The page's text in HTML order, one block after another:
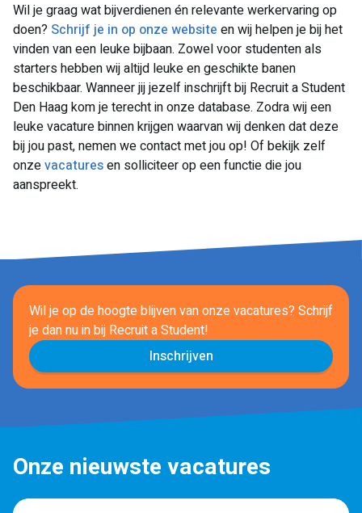
Wil je graag wat bijverdienen én relevante werkervaring op
doen? Schrijf je in op onze website en wij helpen je bij het
vinden van een leuke bijbaan. Zowel voor studenten als
starters hebben wij altijd leuke en geschikte banen
beschikbaar. Wanneer jij jezelf inschrijft bij Recruit a Student
Den Haag kom je terecht in onze database. Zodra wij een
leuke vacature binnen krijgen waarvan wij denken dat deze
bij jou past, nemen we contact met jou op! Of bekijk zelf
onzevacaturesen solliciteer op een functie die jou
aanspreekt.
Wil je op de hoogte blijven van onze vacatures? Schrijf
je dan nu inbij Recruit a Student!
Inschrijven
Onze nieuwste vacatures